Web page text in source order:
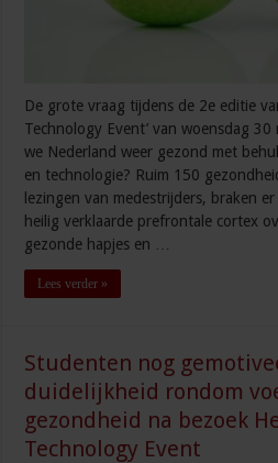
De grote vraag tijdens de 2e editie
Technology Event’ van woensdag
we Nederland weer gezond met
en technologie? Ruim 150
lezingen van medestrijders, braken
heilig verklaarde prefrontale cortex
gezonde hapjes en …
Lees verder »
Studenten nog
duidelijkheid rondom
gezondheid na bezoek
Technology Event